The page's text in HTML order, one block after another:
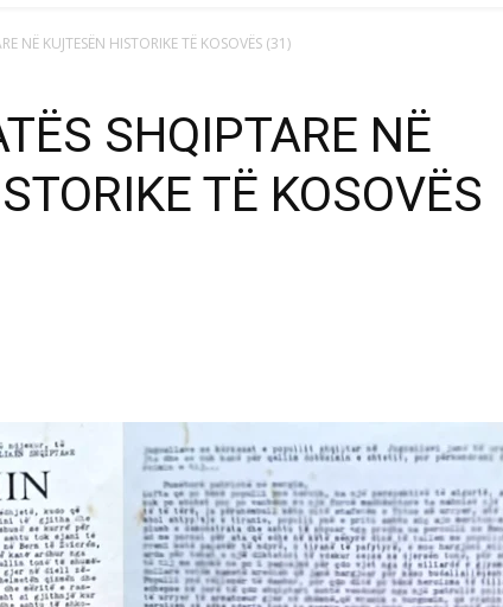
NË KUJTESËN HISTORIKE TË KOSOVËS (31)
SHQIPTARE NË
TË KOSOVËS